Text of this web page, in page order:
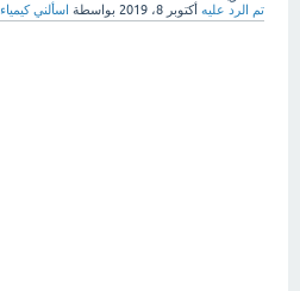
تم الرد عليه أكتوبر 8، 2019 بواسطة اسألني كيمياء